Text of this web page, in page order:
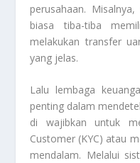
perusahaan.
biasa tiba-tiba
melakukan transfer
yang jelas.
Lalu lembaga
penting dalam
di wajibkan untuk
Customer (KYC) atau
mendalam. Melalui